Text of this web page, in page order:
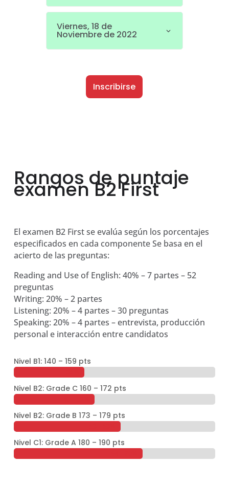
Viernes, 18 de
Noviembre de 2022
Inscribirse
Rangos de puntaje
examen B2 First
El examen B2 First se evalúa según los porcentajes
especificados en cada componente Se basa en el
acierto de las preguntas:
Reading and Use of English: 40% – 7 partes – 52
preguntas
Writing: 20% – 2 partes
Listening: 20% – 4 partes – 30 preguntas
Speaking: 20% – 4 partes – entrevista, producción
personal e interacción entre candidatos
Nivel B1: 140 – 159 pts
Nivel B2: Grade C 160 – 172 pts
Nivel B2: Grade B 173 – 179 pts
Nivel C1: Grade A 180 – 190 pts